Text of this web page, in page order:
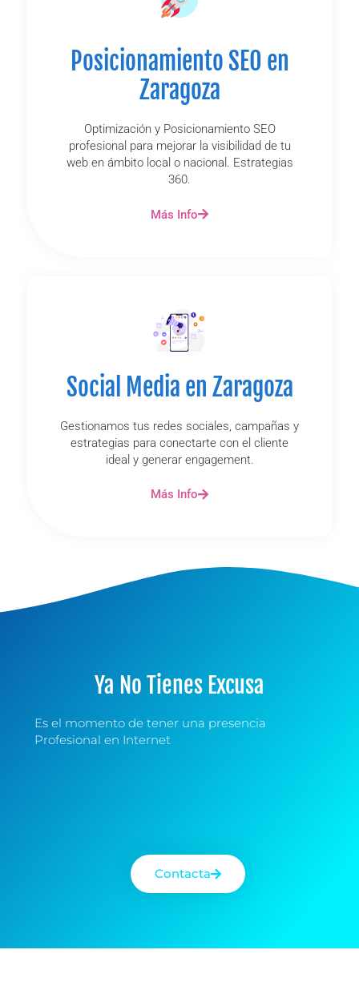
Posicionamiento SEO en
Zaragoza
Optimización y Posicionamiento SEO
profesional para mejorar la visibilidad de tu
web en ámbito local o nacional. Estrategias
360.
Más Info
Social Media en Zaragoza
Gestionamos tus redes sociales, campañas y
estrategias para conectarte con el cliente
ideal y generar engagement.
Más Info
Ya No Tienes Excusa
Es el momento de tener una presencia
Profesional en Internet
Contacta